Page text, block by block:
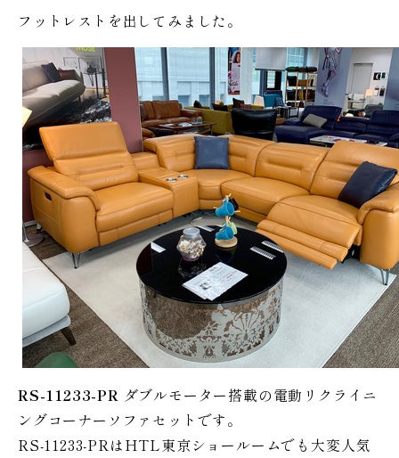
フットレストを出してみました。
RS-11233-PR ダブルモーター搭載の電動リクライニ
ングコーナーソファセットです。
RS-11233-PRはHTL東京ショールームでも大変人気